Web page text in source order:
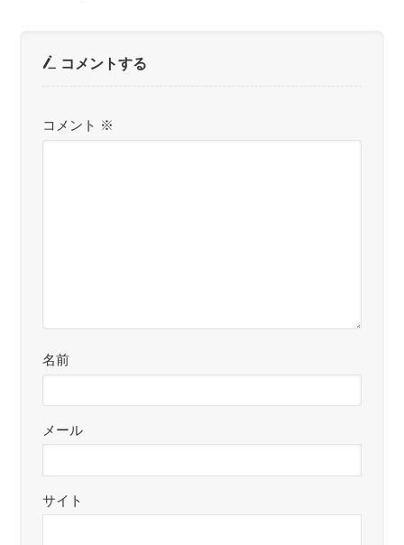
コメントする
コメント ※
名前
メール
サイト